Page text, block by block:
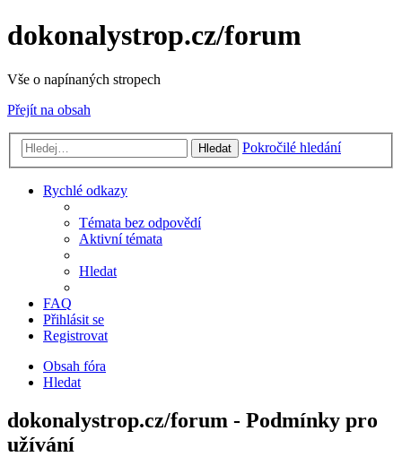
dokonalystrop.cz/forum
Vše o napínaných stropech
Přejít na obsah
Hledat Pokročilé hledání
Rychlé odkazy
Témata bez odpovědí
Aktivní témata
Hledat
FAQ
Přihlásit se
Registrovat
Obsah fóra
Hledat
dokonalystrop.cz/forum - Podmínky pro
užívání